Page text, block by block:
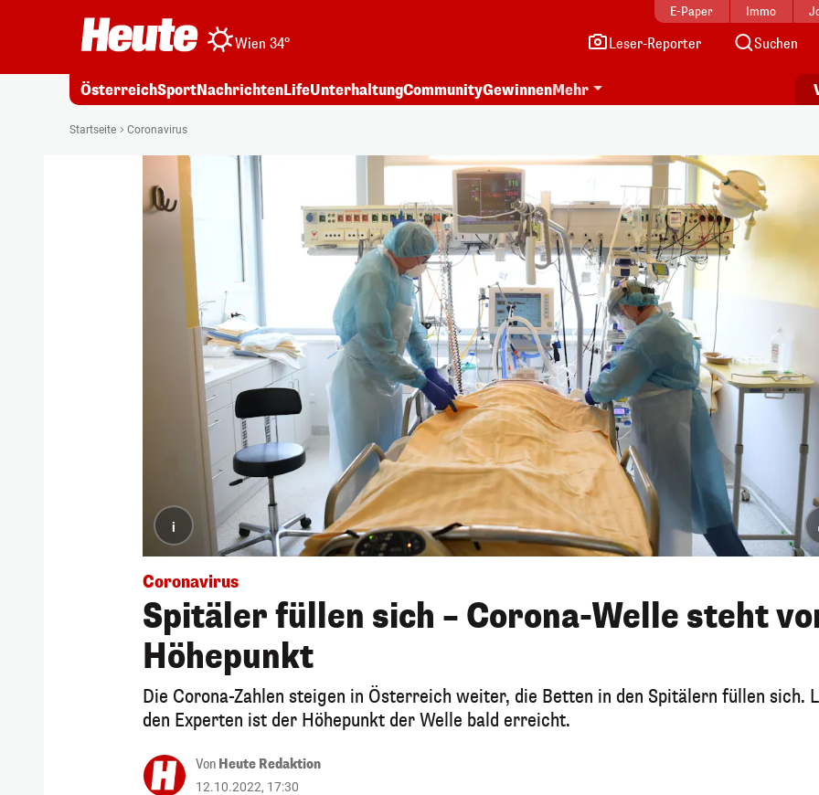
E-Paper Immo
Wien 34° Leser-Reporter Suchen
ÖsterreichSportNachrichtenLifeUnterhaltungCommunityGewinnenMehr
Startseite Coronavirus
i
Coronavirus
Spitäler füllen sich – Corona-Welle steht
Höhepunkt
Die Corona-Zahlen steigen in Österreich weiter, die Betten in den Spitälern füllen sich.
den Experten ist der Höhepunkt der Welle bald erreicht.
Von Heute Redaktion
12.10.2022, 17:30